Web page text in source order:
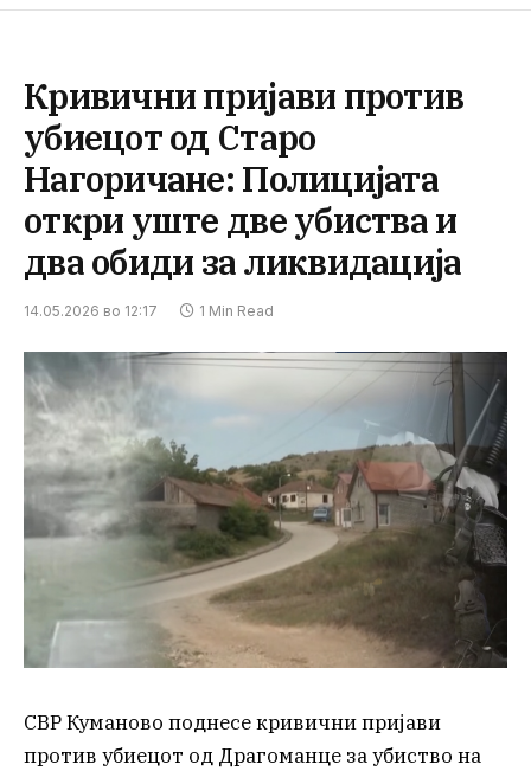
Кривични пријави против
убиецот од Старо
Нагоричане: Полицијата
откри уште две убиства и
два обиди за ликвидација
14.05.2026 во 12:17 1 Min Read
СВР Куманово поднесе кривични пријави
против убиецот од Драгоманце за убиство на